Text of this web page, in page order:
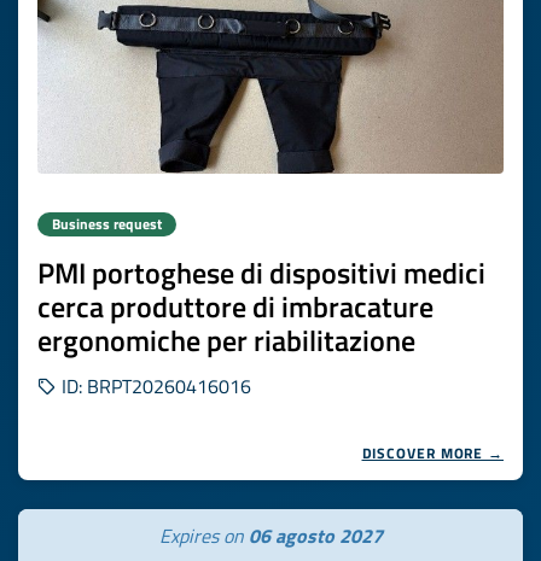
Business request
PMI portoghese di dispositivi medici
cerca produttore di imbracature
ergonomiche per riabilitazione
ID: BRPT20260416016
DISCOVER MORE →
Expires on 06 agosto 2027